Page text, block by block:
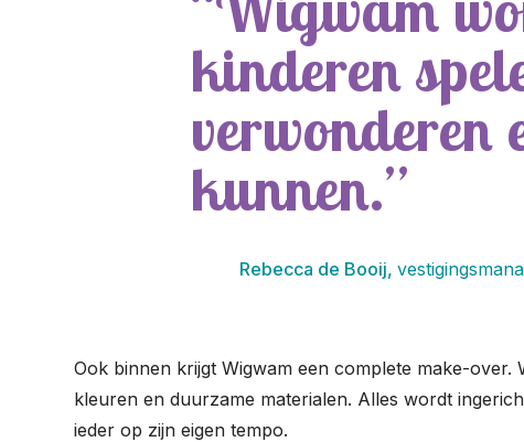
kinderen
verwonderen
kunnen.
Rebecca de Booij,
Ook binnen krijgt Wigwam een complete make-
kleuren en duurzame materialen. Alles wordt
ieder op zijn eigen tempo.